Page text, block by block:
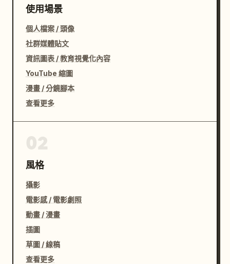
使用場景
個人檔案 / 頭像
社群媒體貼文
資訊圖表 / 教育視覺化內容
YouTube 縮圖
漫畫 / 分鏡腳本
查看更多
風格
攝影
電影感 / 電影劇照
動畫 / 漫畫
插圖
草圖 / 線稿
查看更多